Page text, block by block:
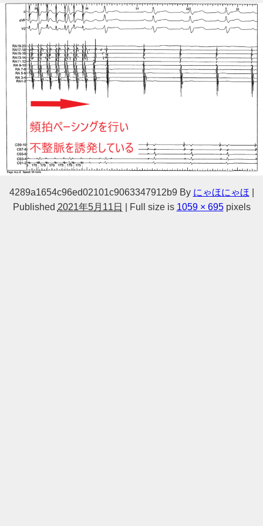
4289a1654c96ed02101c9063347912b9 By にゃほにゃほ
Published 2021年5月11日 Full size is 1059 × 695pixels